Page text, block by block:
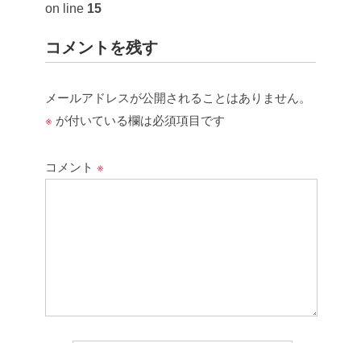
on line 15
コメントを残す
メールアドレスが公開されることはありません。
※ が付いている欄は必須項目です
コメント ※